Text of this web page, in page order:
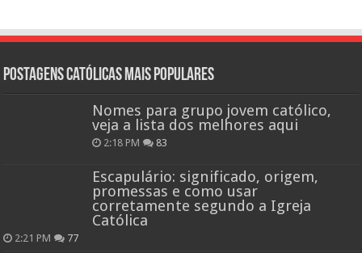
Postagens católicas mais Populares
Nomes para grupo jovem católico,
veja a lista dos melhores aqui
2:18 PM 83
Escapulário: significado, origem,
promessas e como usar
corretamente segundo a Igreja
Católica
2:21 PM 77